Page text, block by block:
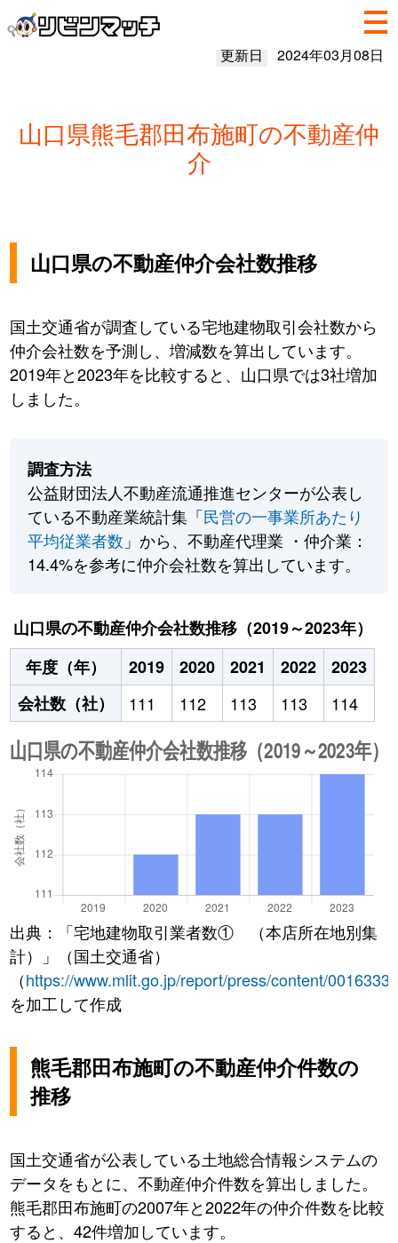
更新日 2024年03月08日
山口県熊毛郡田布施町の不動産仲
介
山口県の不動産仲介会社数推移
国土交通省が調査している宅地建物取引会社数から
仲介会社数を予測し、増減数を算出しています。
2019年と2023年を比較すると、山口県では3社増加
しました。
調査方法
公益財団法人不動産流通推進センターが公表し
ている不動産業統計集「民営の一事業所あたり
平均従業者数 」から、不動産代理業 ・仲介業：
14.4%を参考に仲介会社数を算出しています。
山口県の不動産仲介会社数推移（2019～2023年）
年度（年）
2019 2020 2021 2022
2023
会社数（社）
111 112 113 113 114
出典：「宅地建物取引業者数① （本店所在地別集
計）」（国土交通省）
（https://www.mlit.go.jp/report/press/content/
を加工して作成
熊毛郡田布施町の不動産仲介件数の
推移
国土交通省が公表している土地総合情報システムの
データをもとに、不動産仲介件数を算出しました。
熊毛郡田布施町の2007年と2022年の仲介件数を比較
すると、42件増加しています。